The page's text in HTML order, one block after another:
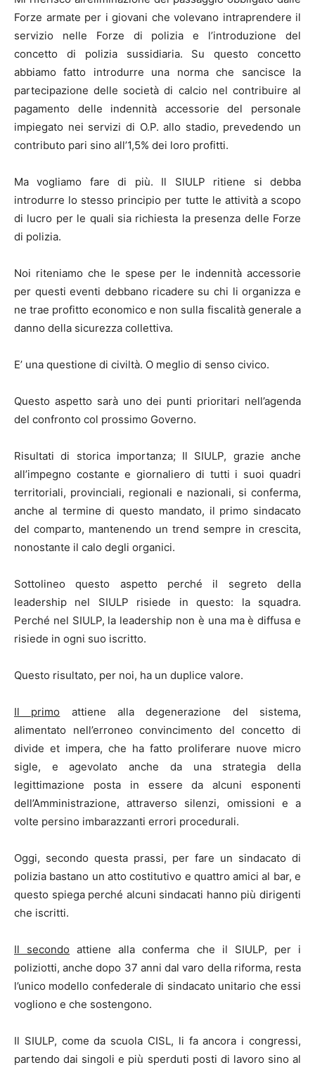
Forze armate per i giovani che volevano intraprendere il
servizio nelle Forze di polizia e l’introduzione del
concetto di polizia sussidiaria. Su questo concetto
abbiamo fatto introdurre una norma che sancisce la
partecipazione delle società di calcio nel contribuire al
pagamento delle indennità accessorie del personale
impiegato nei servizi di O.P. allo stadio, prevedendo un
contributo pari sino all’1,5% dei loro profitti.
Ma vogliamo fare di più. Il SIULP ritiene si debba
introdurre lo stesso principio per tutte le attività a scopo
di lucro per le quali sia richiesta la presenza delle Forze
di polizia.
Noi riteniamo che le spese per le indennità accessorie
per questi eventi debbano ricadere su chi li organizza e
ne trae profitto economico e non sulla fiscalità generale a
danno della sicurezza collettiva.
E’ una questione di civiltà. O meglio di senso civico.
Questo aspetto sarà uno dei punti prioritari nell’agenda
del confronto col prossimo Governo.
Risultati di storica importanza; Il SIULP, grazie anche
all’impegno costante e giornaliero di tutti i suoi quadri
territoriali, provinciali, regionali e nazionali, si conferma,
anche al termine di questo mandato, il primo sindacato
del comparto, mantenendo un trend sempre in crescita,
nonostante il calo degli organici.
Sottolineo questo aspetto perché il segreto della
leadership nel SIULP risiede in questo: la squadra.
Perché nel SIULP, la leadership non è una ma è diffusa e
risiede in ogni suo iscritto.
Questo risultato, per noi, ha un duplice valore.
Il primo attiene alla degenerazione del sistema,
alimentato nell’erroneo convincimento del concetto di
divide et impera, che ha fatto proliferare nuove micro
sigle, e agevolato anche da una strategia della
legittimazione posta in essere da alcuni esponenti
dell’Amministrazione, attraverso silenzi, omissioni e a
volte persino imbarazzanti errori procedurali.
Oggi, secondo questa prassi, per fare un sindacato di
polizia bastano un atto costitutivo e quattro amici al bar, e
questo spiega perché alcuni sindacati hanno più dirigenti
che iscritti.
Il secondo attiene alla conferma che il SIULP, per i
poliziotti, anche dopo 37 anni dal varo della riforma, resta
l’unico modello confederale di sindacato unitario che essi
vogliono e che sostengono.
Il SIULP, come da scuola CISL, li fa ancora i congressi,
partendo dai singoli e più sperduti posti di lavoro sino al